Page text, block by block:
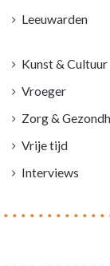
Leeuwarden
Kunst & Cultuur
Vroeger
Zorg &
Vrije tijd
Interviews